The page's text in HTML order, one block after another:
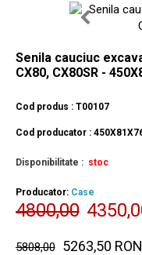
Senila cauciuc
CX80, CX80SR -
Cod produs : T00107
Cod producator :
Disponibilitate : stoc
Producator: Case
4800,00
5808,00 5263,50 RON